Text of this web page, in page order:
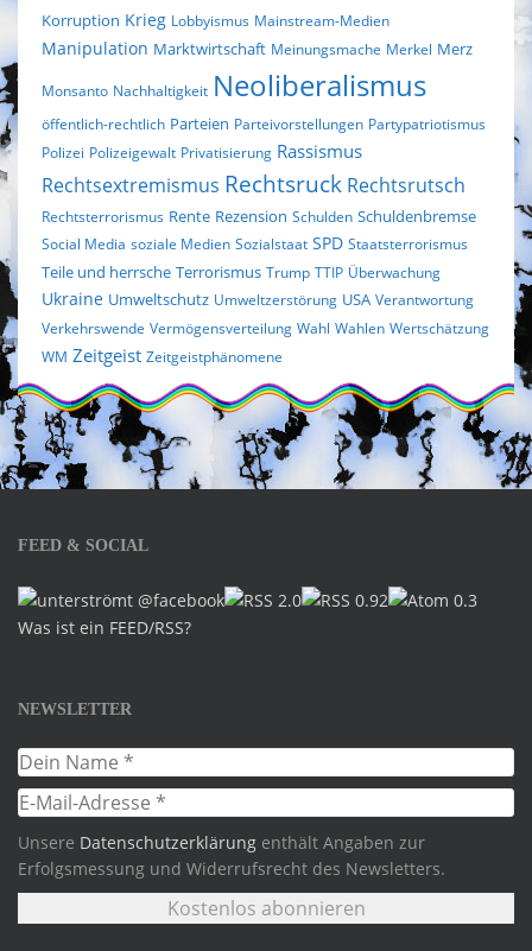
Korruption Krieg Lobbyismus Mainstream-Medien
Manipulation Marktwirtschaft Meinungsmache Merkel Merz
Monsanto Nachhaltigkeit Neoliberalismus
öffentlich-rechtlich Parteien Parteivorstellungen Partypatriotismus
Polizei Polizeigewalt Privatisierung Rassismus
Rechtsextremismus Rechtsruck Rechtsrutsch
Rechtsterrorismus Rente Rezension Schulden Schuldenbremse
Social Media soziale Medien Sozialstaat SPD Staatsterrorismus
Teile und herrsche Terrorismus Trump TTIP Überwachung
Ukraine Umweltschutz Umweltzerstörung USA Verantwortung
Verkehrswende Vermögensverteilung Wahl Wahlen Wertschätzung
WM Zeitgeist Zeitgeistphänomene
FEED & SOCIAL
Was ist ein FEED/RSS?
NEWSLETTER
Unsere Datenschutzerklärung enthält Angaben zur
Erfolgsmessung und Widerrufsrecht des Newsletters.